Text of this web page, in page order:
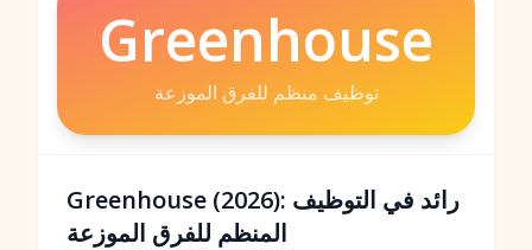
Greenhouse
توظيف منظم للفرق الموزعة
Greenhouse (2026): رائد في التوظيف
المنظم للفرق الموزعة